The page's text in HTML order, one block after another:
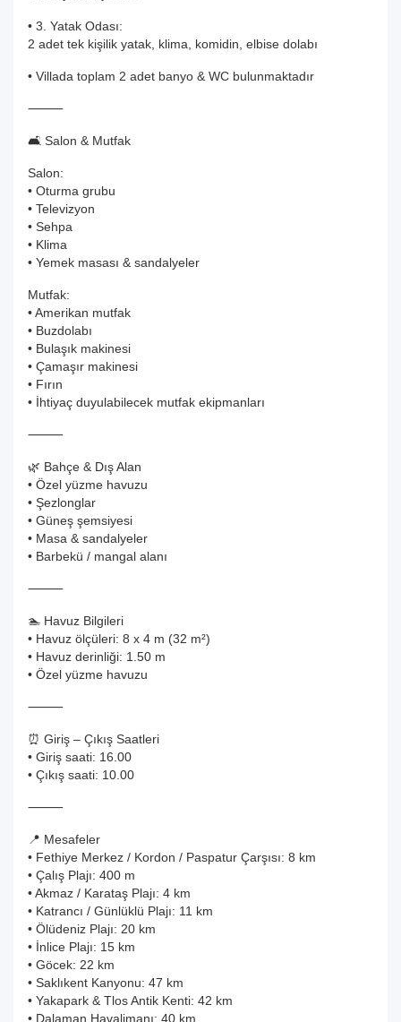
• 3. Yatak Odası:
2 adet tek kişilik yatak, klima, komidin, elbise dolabı
• Villada toplam 2 adet banyo & WC bulunmaktadır
⸻
🛋️ Salon & Mutfak
Salon:
• Oturma grubu
• Televizyon
• Sehpa
• Klima
• Yemek masası & sandalyeler
Mutfak:
• Amerikan mutfak
• Buzdolabı
• Bulaşık makinesi
• Çamaşır makinesi
• Fırın
• İhtiyaç duyulabilecek mutfak ekipmanları
⸻
🌿 Bahçe & Dış Alan
• Özel yüzme havuzu
• Şezlonglar
• Güneş şemsiyesi
• Masa & sandalyeler
• Barbekü / mangal alanı
⸻
🏊 Havuz Bilgileri
• Havuz ölçüleri: 8 x 4 m (32 m²)
• Havuz derinliği: 1.50 m
• Özel yüzme havuzu
⸻
⏰ Giriş – Çıkış Saatleri
• Giriş saati: 16.00
• Çıkış saati: 10.00
⸻
📍 Mesafeler
• Fethiye Merkez / Kordon / Paspatur Çarşısı: 8 km
• Çalış Plajı: 400 m
• Akmaz / Karataş Plajı: 4 km
• Katrancı / Günlüklü Plajı: 11 km
• Ölüdeniz Plajı: 20 km
• İnlice Plajı: 15 km
• Göcek: 22 km
• Saklıkent Kanyonu: 47 km
• Yakapark & Tlos Antik Kenti: 42 km
• Dalaman Havalimanı: 40 km